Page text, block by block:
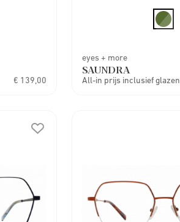
€ 139,00
eyes + more
SAUNDRA
All-in prijs inclusief glazen